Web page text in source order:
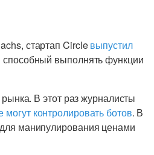
стартап Circleвыпустил
выполнять функции
В этот раз журналисты
могут контролировать ботов. В
манипулирования ценами